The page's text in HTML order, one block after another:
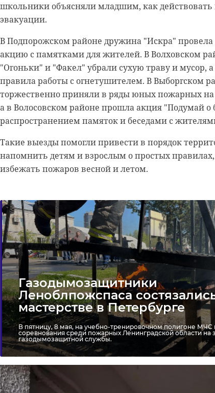
школьники объясняли младшим, как действовать
эвакуации.
В Подпорожском районе дружина "Искра"
акцию с памятками для жителей. В Волховском
"Огоньки" и "Факел" убрали сухую траву и мусор,
правила работы с огнетушителем. В Выборгском
торжественно приняли в ряды юных пожарных на
а в Волосовском районе прошла акция "Подумай
распространением памяток и беседами с
Такие выезды помогли привести в порядок
напомнить детям и взрослым о простых
избежать пожаров весной и летом.
Газодымозащитники
Леноблпожспаса
мастерстве в Петербурге
В пятницу, 8 мая, на учебно-тренировочном полигоне
соревнования среди пожарных Ленинградской области на
газодымозащитной службы.
После просмотра председатель Общественной
области Александр Габитов отметил значимость
благодарственные письма всем, кто участвовал в
сохранении исторической памяти.
Фото: 47 канал
общественная палата